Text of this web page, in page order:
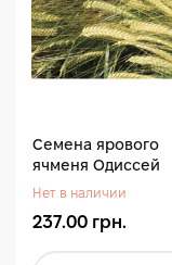
Семена ярового
ячменя Одиссей
Нет в наличии
237.00 грн.